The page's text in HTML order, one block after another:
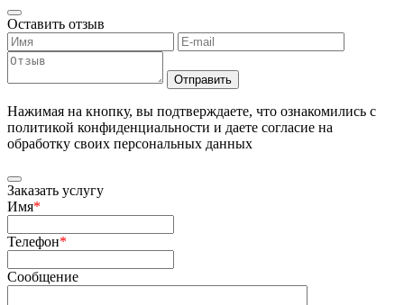
Оставить отзыв
Отправить
Нажимая на кнопку, вы подтверждаете, что ознакомились с
политикой конфиденциальности и даете согласие на
обработку своих персональных данных
Заказать услугу
Имя*
Телефон*
Сообщение